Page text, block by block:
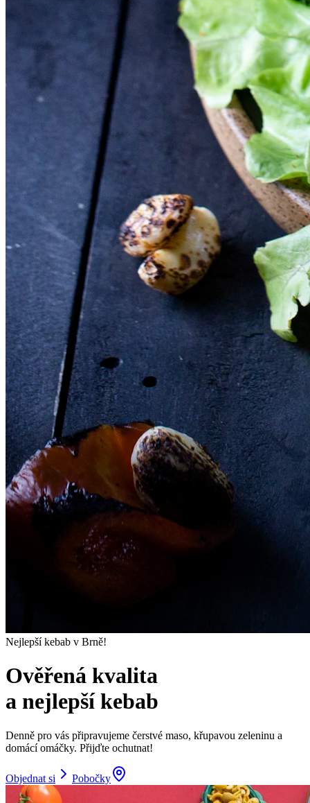
Nejlepší kebab v Brně!
Ověřená kvalita
a nejlepší kebab
Denně pro vás připravujeme čerstvé maso, křupavou zeleninu a
domácí omáčky. Přijďte ochutnat!
Objednat si Pobočky